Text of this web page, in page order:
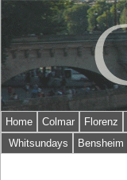
Home Colmar Florenz
Whitsundays
Bensheim